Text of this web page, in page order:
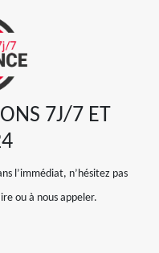
7J/7 ET
l’immédiat, n’hésitez pas
ou à nous appeler.